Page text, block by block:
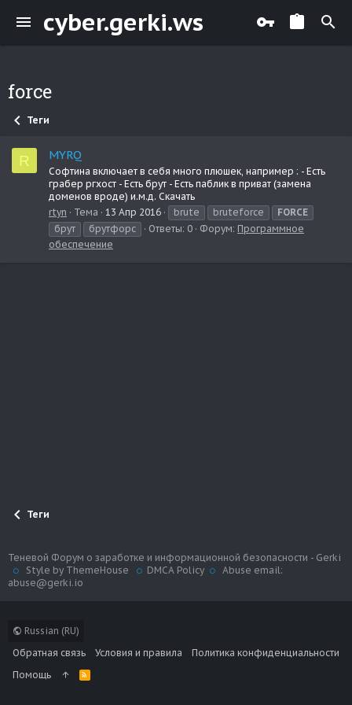
cyber.gerki.ws
force
Теги
R MYRQ
Софтина включает в себя много плюшек, например : - Есть
грабер ргхост - Есть брут - Есть паблик в приват (замена
доменов вроде) и.м.д. Скачать
rtyn
Тема 13 Апр 2016 brute bruteforce
FORCE
брут
брутфорс Ответы: 0 Форум: Программное
обеспечение
Теги
Russian (RU)
Обратная связь
Условия и правила
Политика конфиденциальности
Помощь
R
S
Теневой Форум о заработке и информационной безопасности - Gerki
Style by ThemeHouse
DMCA Policy
Abuse email:
abuse@gerki.io